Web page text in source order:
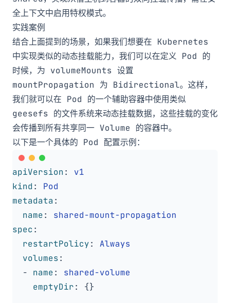
全上下文中启用特权模式。
实践案例
结合上面提到的场景，如果我们想要在 Kubernetes
中实现类似的动态挂载能力，我们可以在定义 Pod 的
时候，为 volumeMounts 设置
mountPropagation 为 Bidirectional。这样，
我们就可以在 Pod 的一个辅助容器中使用类似
geesefs 的文件系统来动态挂载数据，这些挂载的变化
会传播到所有共享同一 Volume 的容器中。
以下是一个具体的 Pod 配置示例：
apiVersion:
v1
kind:
Pod
metadata:
name:
shared-mount-propagation
spec:
restartPolicy:
Always
volumes:
- name:
shared-volume
emptyDir: {}